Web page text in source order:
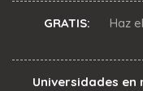
GRATIS: Haz
Universidades en